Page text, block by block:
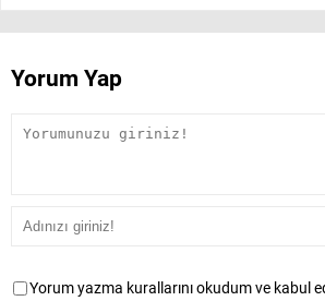
Yorum Yap
Yorum yazma kurallarını okudum ve kabul